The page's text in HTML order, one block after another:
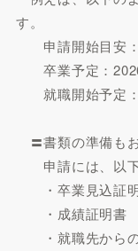
す。
申請開始目安：
卒業予定：
就職開始予定：
〓書類の準備も
申請には、以下
・卒業見込証
・成績証明書
・就職先から